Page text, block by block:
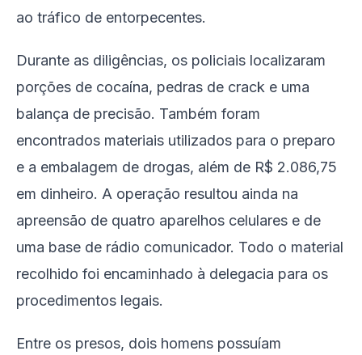
ao tráfico de entorpecentes.
Durante as diligências, os policiais localizaram
porções de cocaína, pedras de crack e uma
balança de precisão. Também foram
encontrados materiais utilizados para o preparo
e a embalagem de drogas, além de R$ 2.086,75
em dinheiro. A operação resultou ainda na
apreensão de quatro aparelhos celulares e de
uma base de rádio comunicador. Todo o material
recolhido foi encaminhado à delegacia para os
procedimentos legais.
Entre os presos, dois homens possuíam